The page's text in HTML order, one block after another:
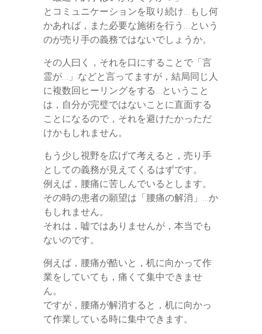
とコミュニケーションを取り続け…もし何
かあれば，また必要な施術を行う…という
のが売り手の義務ではないでしょうか。
その人曰く，それを口にすることで「言
霊が…」などと言ってますが，結局同じ人
に複数回ヒーリングをする…ということ
は，自分が完璧ではないことに直面する
ことになるので，それを避けたかっただ
けかもしれません。
もう少し視野を広げて考えると，売り手
としての義務が見えてくるはずです。
例えば，腰痛に苦しんでいるとします。
その時の患者の願望は「腰痛の解消」…か
もしれません。
それは，嘘ではありませんが，本当でも
ないのです。
例えば，腰痛が酷いと，机に向かって作
業をしていても，痛くて集中できませ
ん。
ですが，腰痛が解消すると，机に向かっ
て作業している時に集中できます。